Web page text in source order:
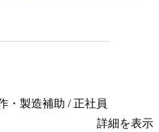
・製造補助 / 正社員
詳細を表示